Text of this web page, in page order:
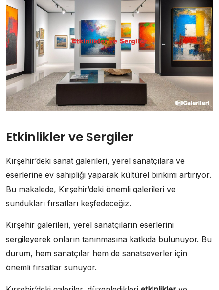
Etkinlikler ve Sergiler
Kırşehir’deki sanat galerileri, yerel sanatçılara ve
eserlerine ev sahipliği yaparak kültürel birikimi artırıyor.
Bu makalede, Kırşehir’deki önemli galerileri ve
sundukları fırsatları keşfedeceğiz.
Kırşehir galerileri, yerel sanatçıların eserlerini
sergileyerek onların tanınmasına katkıda bulunuyor. Bu
durum, hem sanatçılar hem de sanatseverler için
önemli fırsatlar sunuyor.